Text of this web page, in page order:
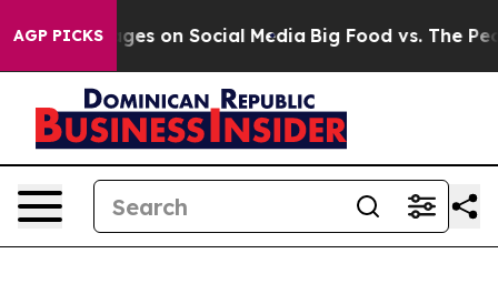
AGP PICKS
Messages on Social Media Big Food vs. The